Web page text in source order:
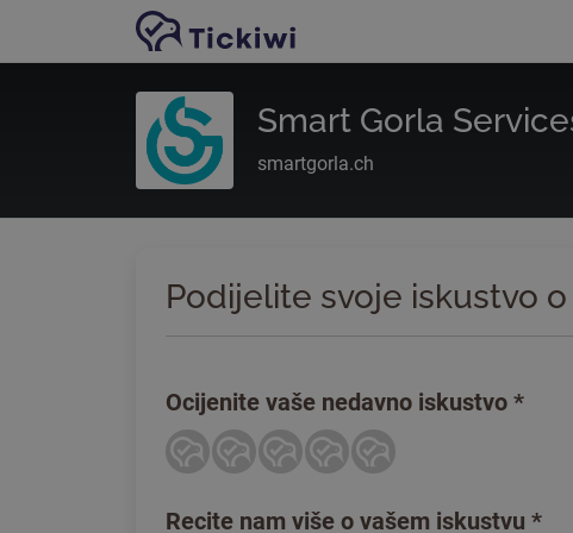
Preskoči na glavni sadržaj
Smart Gorla
smartgorla.ch
Podijelite svoje iskustvo
Ocijenite vaše nedavno iskustvo *
Recite nam više o vašem iskustvu *